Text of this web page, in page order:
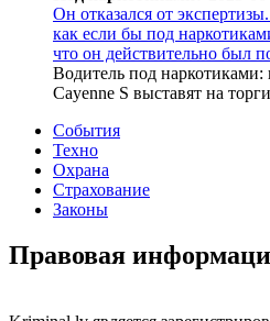
Он отказался от
как если бы под
что он действительно был
Водитель под
Cayenne S выставят на торги
События
Техно
Охрана
Страхование
Законы
Правовая